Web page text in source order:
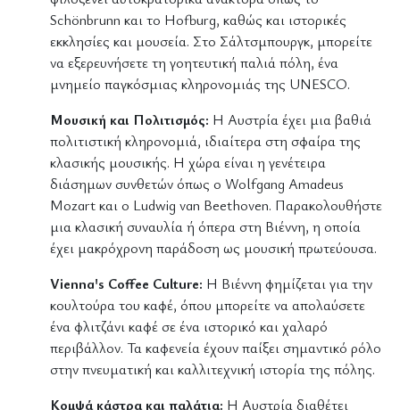
Schönbrunn και το Hofburg, καθώς και ιστορικές
εκκλησίες και μουσεία. Στο Σάλτσμπουργκ, μπορείτε
να εξερευνήσετε τη γοητευτική παλιά πόλη, ένα
μνημείο παγκόσμιας κληρονομιάς της UNESCO.
Μουσική και Πολιτισμός: Η Αυστρία έχει μια βαθιά
πολιτιστική κληρονομιά, ιδιαίτερα στη σφαίρα της
κλασικής μουσικής. Η χώρα είναι η γενέτειρα
διάσημων συνθετών όπως ο Wolfgang Amadeus
Mozart και ο Ludwig van Beethoven. Παρακολουθήστε
μια κλασική συναυλία ή όπερα στη Βιέννη, η οποία
έχει μακρόχρονη παράδοση ως μουσική πρωτεύουσα.
Vienna's Coffee Culture: Η Βιέννη φημίζεται για την
κουλτούρα του καφέ, όπου μπορείτε να απολαύσετε
ένα φλιτζάνι καφέ σε ένα ιστορικό και χαλαρό
περιβάλλον. Τα καφενεία έχουν παίξει σημαντικό ρόλο
στην πνευματική και καλλιτεχνική ιστορία της πόλης.
Κομψά κάστρα και παλάτια: Η Αυστρία διαθέτει